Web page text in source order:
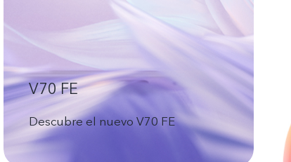
V70 FE
Descubre el nuevo V70 FE